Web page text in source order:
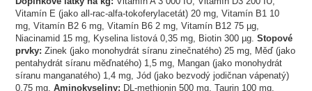
Vitamín E (jako all-rac-alfa-tokoferylacetát) 20 mg, Vitamín B1 10
mg, Vitamín B2 6 mg, Vitamín B6 2 mg, Vitamín B12 75 µg,
Niacinamid 15 mg, Kyselina listová 0,35 mg, Biotin 300 µg.Stopové
prvky:Zinek (jako monohydrát síranu zinečnatého) 25 mg, Měď (jako
pentahydrát síranu měďnatého) 1,5 mg, Mangan (jako monohydrát
síranu manganatého) 1,4 mg, Jód (jako bezvodý jodičnan vápenatý)
0,75 mg.Aminokyseliny: DL-methionin 500 mg, Taurin 100 mg.